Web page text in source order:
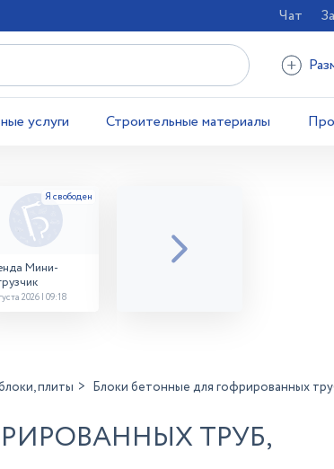
Чат
услуги Строительные материалы
Мини-
2026 | 09:18
плиты Блоки бетонные для гофрированных
ТРУБ,